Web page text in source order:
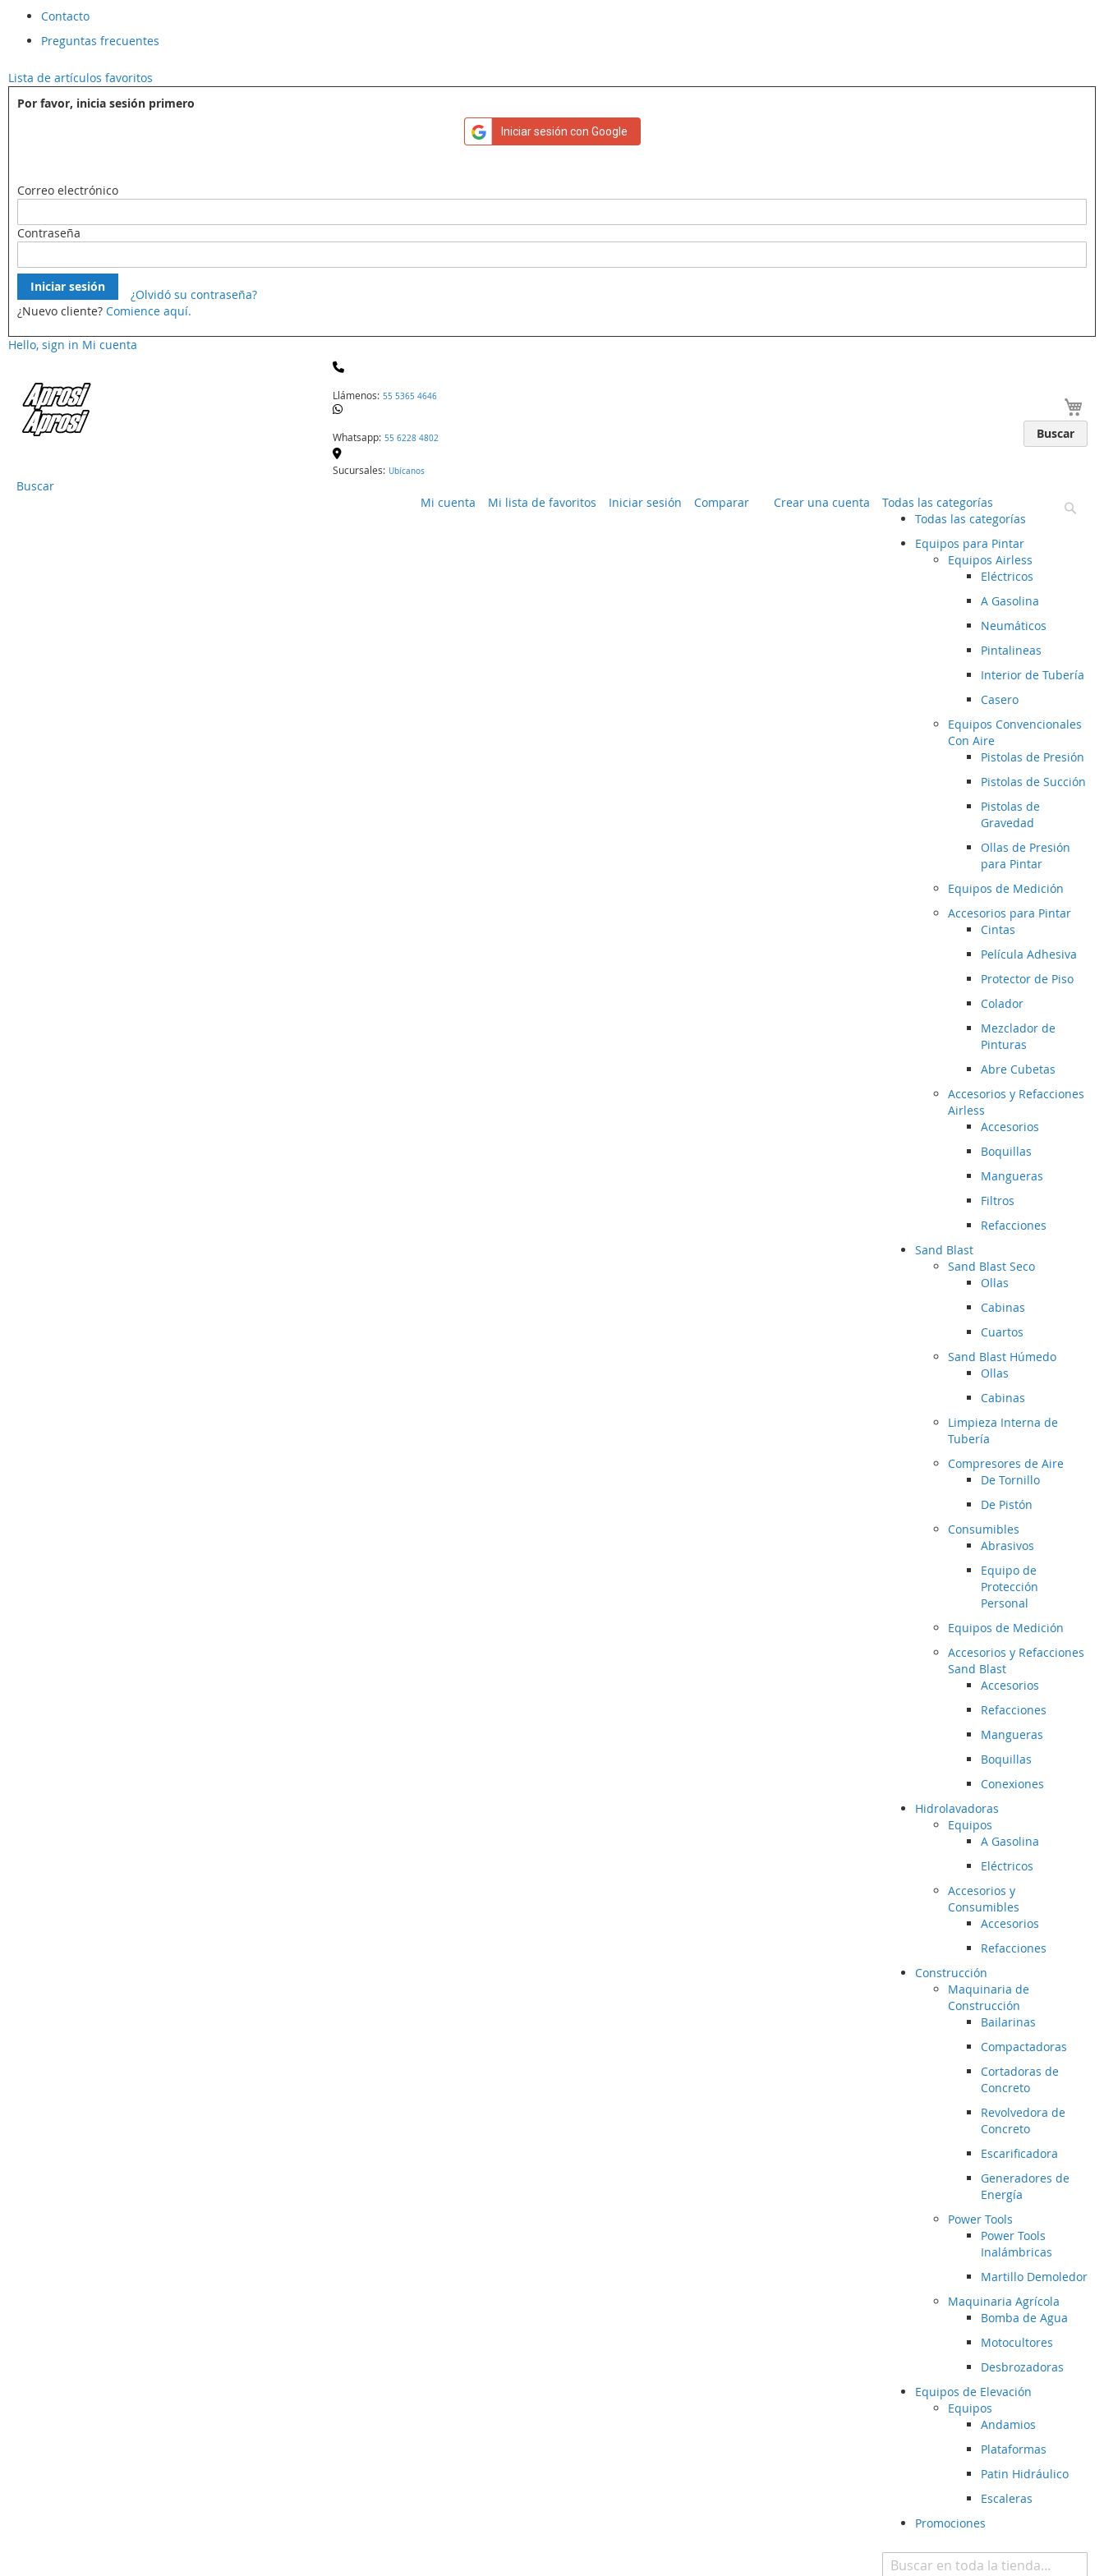
Contacto
Preguntas frecuentes
Lista de artículos favoritos
Por favor, inicia sesión primero
Iniciar sesión con Google
Correo electrónico
Contraseña
Iniciar sesión
¿Olvidó su contraseña?
¿Nuevo cliente? Comience aquí.
Hello, sign in Mi cuenta
Llámenos: 55 5365 4646
Whatsapp: 55 6228 4802
Sucursales: Ubícanos
Buscar
Buscar
Todas las categorías
Todas las categorías
Equipos para Pintar
Equipos Airless
Eléctricos
A Gasolina
Neumáticos
Pintalineas
Interior de Tubería
Casero
Equipos Convencionales
Con Aire
Pistolas de Presión
Pistolas de Succión
Pistolas de
Gravedad
Ollas de Presión
para Pintar
Equipos de Medición
Accesorios para Pintar
Cintas
Película Adhesiva
Protector de Piso
Colador
Mezclador de
Pinturas
Abre Cubetas
Accesorios y Refacciones
Airless
Accesorios
Boquillas
Mangueras
Filtros
Refacciones
Sand Blast
Sand Blast Seco
Ollas
Cabinas
Cuartos
Sand Blast Húmedo
Ollas
Cabinas
Limpieza Interna de
Tubería
Compresores de Aire
De Tornillo
De Pistón
Consumibles
Abrasivos
Equipo de
Protección
Personal
Equipos de Medición
Accesorios y Refacciones
Sand Blast
Accesorios
Refacciones
Mangueras
Boquillas
Conexiones
Hidrolavadoras
Equipos
A Gasolina
Eléctricos
Accesorios y
Consumibles
Accesorios
Refacciones
Construcción
Maquinaria de
Construcción
Bailarinas
Compactadoras
Cortadoras de
Concreto
Revolvedora de
Concreto
Escarificadora
Generadores de
Energía
Power Tools
Power Tools
Inalámbricas
Martillo Demoledor
Maquinaria Agrícola
Bomba de Agua
Motocultores
Desbrozadoras
Equipos de Elevación
Equipos
Andamios
Plataformas
Patin Hidráulico
Escaleras
Promociones
Mi cuenta Mi lista de favoritos Iniciar sesión Comparar Crear una cuenta